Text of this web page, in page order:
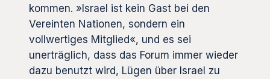
kommen. »Israel ist kein Gast bei den
Vereinten Nationen, sondern ein
vollwertiges Mitglied«, und es sei
unerträglich, dass das Forum immer wieder
dazu benutzt wird, Lügen über Israel zu